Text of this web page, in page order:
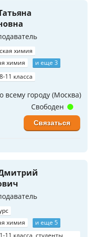
химия
химия
и еще 3
11 класса
всему городу (Москва)
Свободен
Связаться
химия
и еще 5
11 класса, студенты,